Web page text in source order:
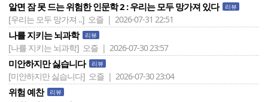
알면 잠 못 드는 위험한 인문학 2 : 우리는 모두 망가져 있다 리뷰
[우리는 모두 망가져 ..] 오즐 | 2026-07-31 22:51
나를 지키는 뇌과학 리뷰
[나를 지키는 뇌과학] 오즐 | 2026-07-30 23:57
미안하지만 싫습니다 리뷰
[미안하지만 싫습니다] 오즐 | 2026-07-30 23:04
위험 예찬 리뷰